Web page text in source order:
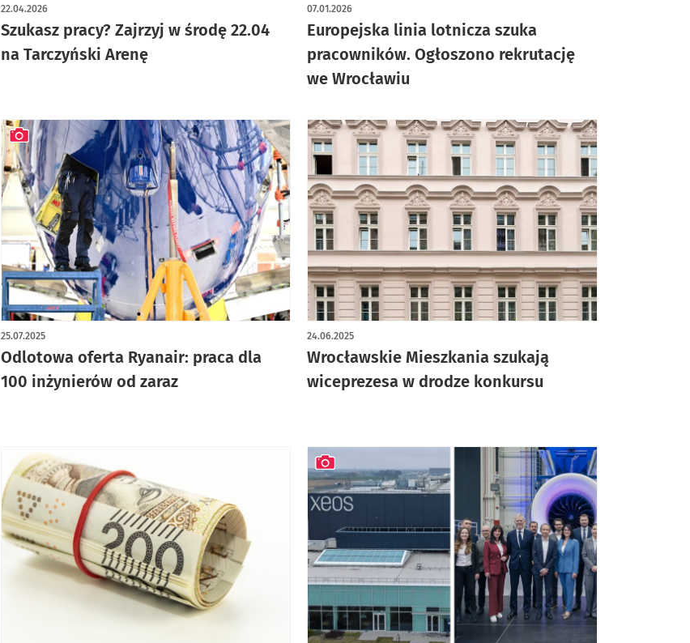
Szukasz pracy? Zajrzyj w środę 22.04
na Tarczyński Arenę
22.04.2026
Europejska linia lotnicza szuka
pracowników. Ogłoszono rekrutację
we Wrocławiu
07.01.2026
Odlotowa oferta Ryanair: praca dla
100 inżynierów od zaraz
25.07.2025
artykuł z galerią zdjęć
Wrocławskie Mieszkania szukają
wiceprezesa w drodze konkursu
24.06.2025